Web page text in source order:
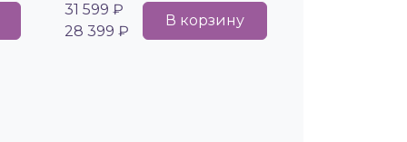
31 599 ₽
28 399 ₽
В корзину